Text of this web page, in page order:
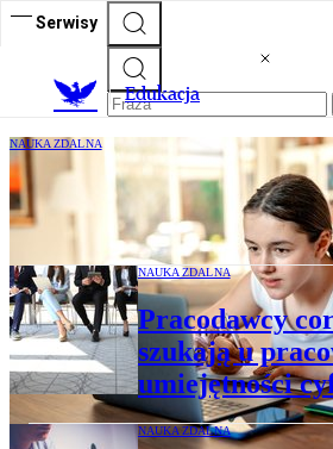
Serwisy
Edukacja
NAUKA ZDALNA
Po nauce online będą
NAUKA ZDALNA
Pracodawcy
szukają u
umiejętności
NAUKA ZDALNA